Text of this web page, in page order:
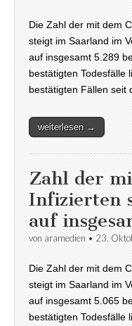
Die Zahl der mit dem
steigt im Saarland im
auf insgesamt 5.289
bestätigten Todesfälle
bestätigten Fällen seit
weiterlesen →
Zahl der
Infizierten
auf
von aramedien • 23.
Die Zahl der mit dem
steigt im Saarland im
auf insgesamt 5.065
bestätigten Todesfälle